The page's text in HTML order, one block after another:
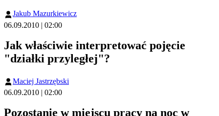
Jakub Mazurkiewicz
06.09.2010 | 02:00
Jak właściwie interpretować pojęcie
"działki przyległej"?
Maciej Jastrzębski
06.09.2010 | 02:00
Pozostanie w miejscu pracy na noc w